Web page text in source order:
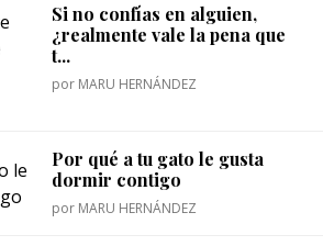
Si no confías en alguien,
¿realmente vale la pena que
t...
por MARU HERNÁNDEZ
Por qué a tu gato le gusta
dormir contigo
por MARU HERNÁNDEZ